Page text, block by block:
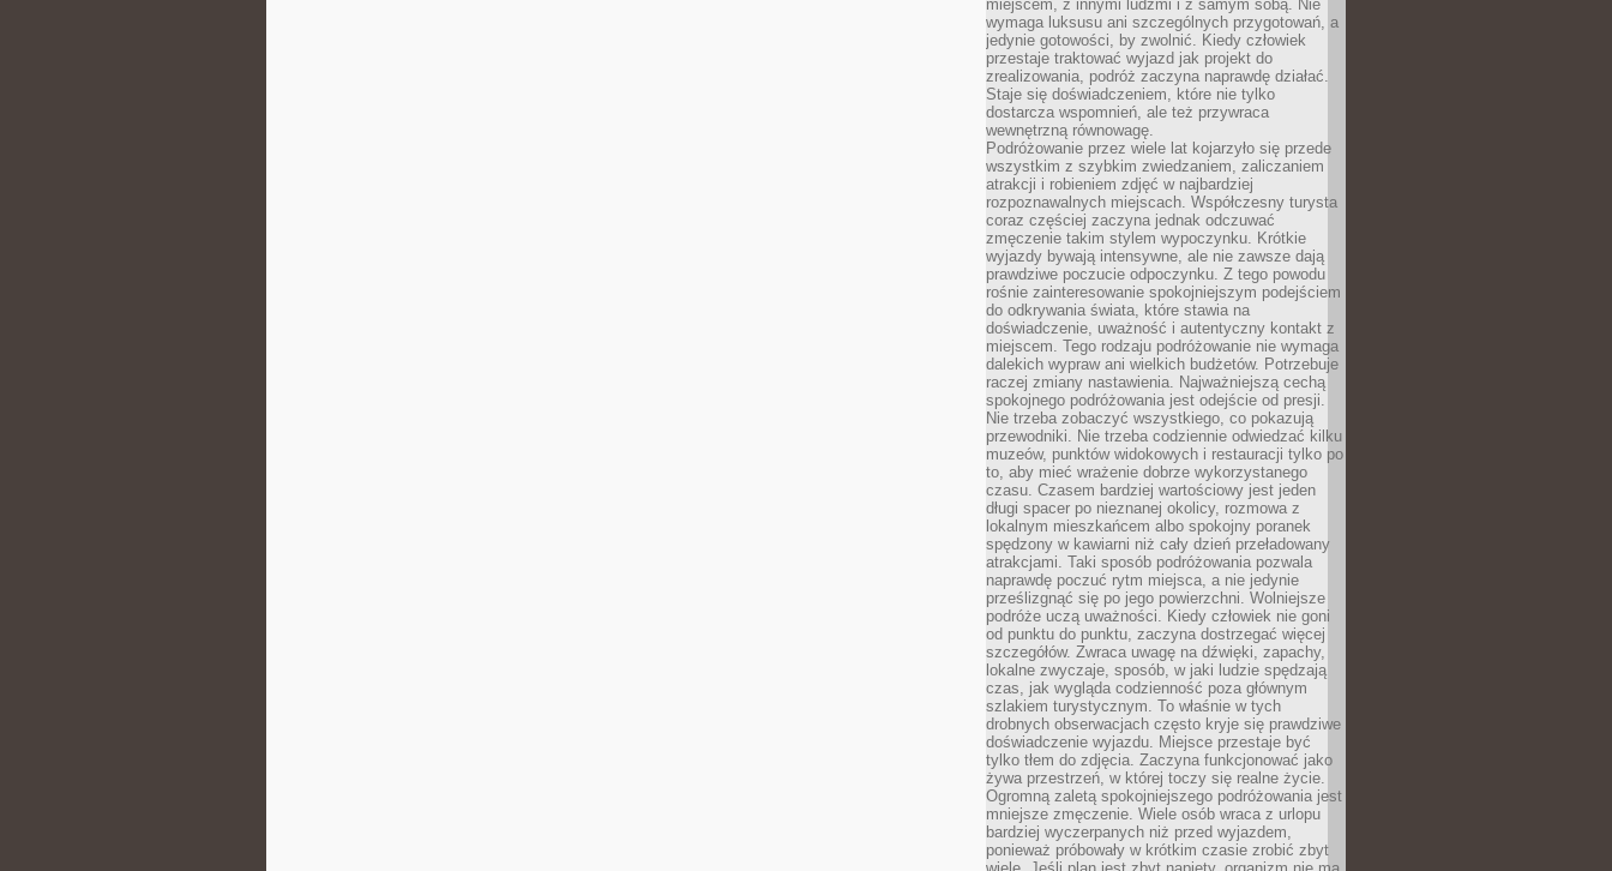
miejscem, z innymi ludźmi i z samym sobą. Nie
wymaga luksusu ani szczególnych przygotowań, a
jedynie gotowości, by zwolnić. Kiedy człowiek
przestaje traktować wyjazd jak projekt do
zrealizowania, podróż zaczyna naprawdę działać.
Staje się doświadczeniem, które nie tylko
dostarcza wspomnień, ale też przywraca
wewnętrzną równowagę.
Podróżowanie przez wiele lat kojarzyło się przede
wszystkim z szybkim zwiedzaniem, zaliczaniem
atrakcji i robieniem zdjęć w najbardziej
rozpoznawalnych miejscach. Współczesny turysta
coraz częściej zaczyna jednak odczuwać
zmęczenie takim stylem wypoczynku. Krótkie
wyjazdy bywają intensywne, ale nie zawsze dają
prawdziwe poczucie odpoczynku. Z tego powodu
rośnie zainteresowanie spokojniejszym podejściem
do odkrywania świata, które stawia na
doświadczenie, uważność i autentyczny kontakt z
miejscem. Tego rodzaju podróżowanie nie wymaga
dalekich wypraw ani wielkich budżetów. Potrzebuje
raczej zmiany nastawienia. Najważniejszą cechą
spokojnego podróżowania jest odejście od presji.
Nie trzeba zobaczyć wszystkiego, co pokazują
przewodniki. Nie trzeba codziennie odwiedzać kilku
muzeów, punktów widokowych i restauracji tylko po
to, aby mieć wrażenie dobrze wykorzystanego
czasu. Czasem bardziej wartościowy jest jeden
długi spacer po nieznanej okolicy, rozmowa z
lokalnym mieszkańcem albo spokojny poranek
spędzony w kawiarni niż cały dzień przeładowany
atrakcjami. Taki sposób podróżowania pozwala
naprawdę poczuć rytm miejsca, a nie jedynie
prześlizgnąć się po jego powierzchni. Wolniejsze
podróże uczą uważności. Kiedy człowiek nie goni
od punktu do punktu, zaczyna dostrzegać więcej
szczegółów. Zwraca uwagę na dźwięki, zapachy,
lokalne zwyczaje, sposób, w jaki ludzie spędzają
czas, jak wygląda codzienność poza głównym
szlakiem turystycznym. To właśnie w tych
drobnych obserwacjach często kryje się prawdziwe
doświadczenie wyjazdu. Miejsce przestaje być
tylko tłem do zdjęcia. Zaczyna funkcjonować jako
żywa przestrzeń, w której toczy się realne życie.
Ogromną zaletą spokojniejszego podróżowania jest
mniejsze zmęczenie. Wiele osób wraca z urlopu
bardziej wyczerpanych niż przed wyjazdem,
ponieważ próbowały w krótkim czasie zrobić zbyt